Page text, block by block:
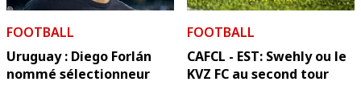
FOOTBALL
Uruguay : Diego Forlán
nommé sélectionneur
FOOTBALL
CAFCL - EST: Swehly ou le
KVZ FC au second tour